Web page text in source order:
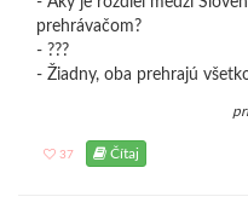
prehrávačom?
- ???
- Žiadny, oba prehrajú
37 Čítaj